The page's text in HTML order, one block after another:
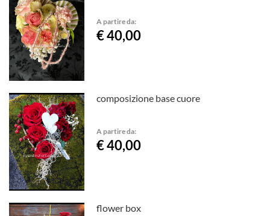
A partire da:
€ 40,00
composizione base cuore
A partire da:
€ 40,00
flower box